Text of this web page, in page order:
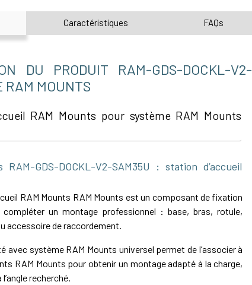
Caractéristiques FAQs
DU PRODUIT RAM-GDS-DOCKL-V2-
RAM MOUNTS
RAM Mounts pour système RAM Mounts
RAM-GDS-DOCKL-V2-SAM35U : station d’accueil
RAM Mounts RAM Mounts est un composant de fixation
un montage professionnel : base, bras, rotule,
accessoire de raccordement.
avec système RAM Mounts universel permet de l’associer à
RAM Mounts pour obtenir un montage adapté à la charge,
recherché.